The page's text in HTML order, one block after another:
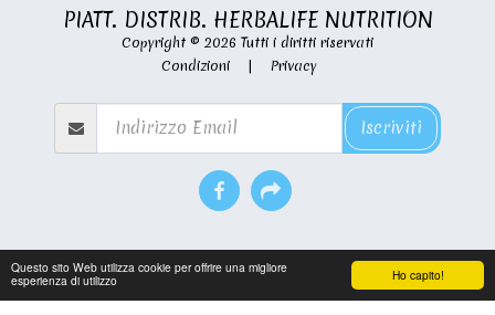
Ho capito!
Questo sito Web utilizza cookie per offrire una migliore
esperienza di utilizzo
PIATT. DISTRIB. HERBALIFE NUTRITION
Copyright © 2026 Tutti i diritti riservati
Condizioni| Privacy
Iscriviti